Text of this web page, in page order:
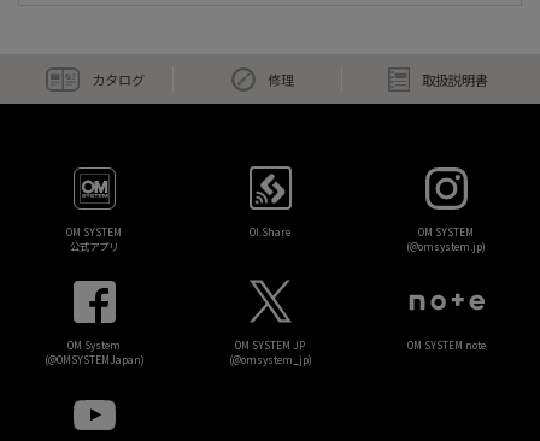
カタログ 修理 取扱説明書
OM SYSTEM
公式アプリ
OI.Share
OM SYSTEM
(@omsystem.jp)
OM System
(@OMSYSTEMJapan)
OM SYSTEM JP
(@omsystem_jp)
OM SYSTEM note